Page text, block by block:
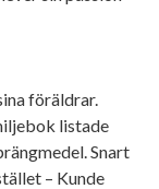
föräldrar.
listade
Snart
– Kunde